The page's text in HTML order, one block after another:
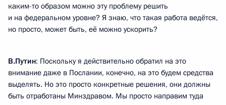
каким-то образом можно эту проблему решить
и на федеральном уровне? Я знаю, что такая работа ведётся,
но просто, может быть, её можно ускорить?
В.Путин: Поскольку я действительно обратил на это
внимание даже в Послании, конечно, на это будем средства
выделять. Но это просто конкретные решения, они должны
быть отработаны Минздравом. Мы просто направим туда